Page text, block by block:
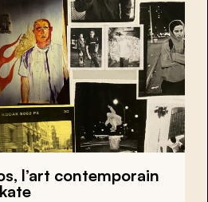
l’art contemporain